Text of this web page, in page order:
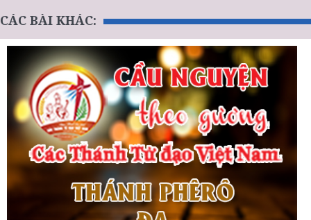
CÁC BÀI KHÁC: